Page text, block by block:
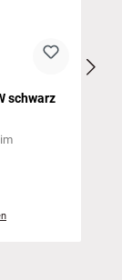
schwarz